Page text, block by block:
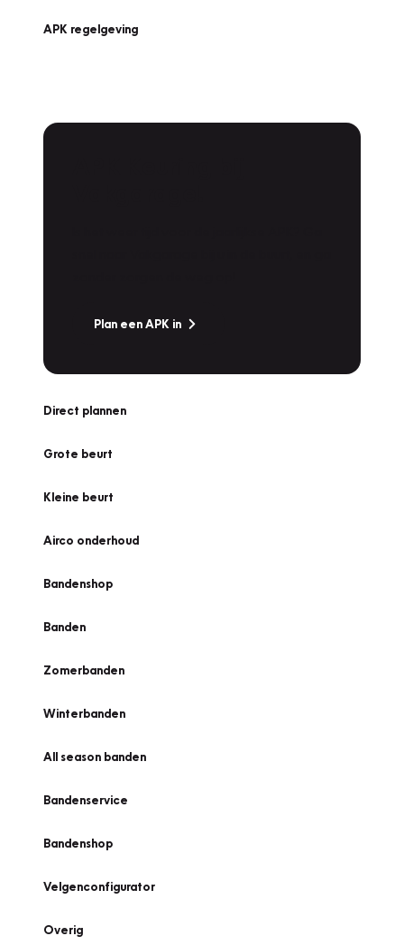
APK regelgeving
Plan een APK in
Direct plannen
Grote beurt
Kleine beurt
Airco onderhoud
Bandenshop
Banden
Zomerbanden
Winterbanden
All season banden
Bandenservice
Bandenshop
Velgenconfigurator
Overig